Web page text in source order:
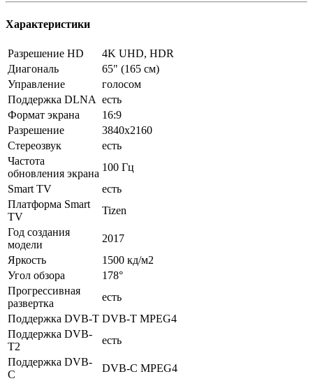
Характеристики
Разрешение HD
4K UHD, HDR
Диагональ
65" (165 см)
Управление
голосом
Поддержка DLNA есть
Формат экрана
16:9
Разрешение
3840x2160
Стереозвук
есть
Частота
обновления экрана
100 Гц
Smart TV
есть
Платформа Smart
TV
Tizen
Год создания
модели
2017
Яркость
1500 кд/м2
Угол обзора
178°
Прогрессивная
развертка
есть
Поддержка DVB-T DVB-T MPEG4
Поддержка DVB-
T2
есть
Поддержка DVB-
C
DVB-C MPEG4